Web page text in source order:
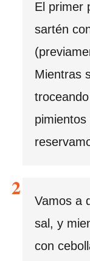
El primer
sartén
Mientras
Vamos a
sal, y
con